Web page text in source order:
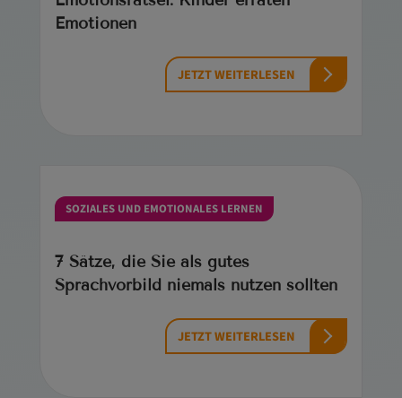
Emotionen
JETZT WEITERLESEN
SOZIALES UND EMOTIONALES LERNEN
7 Sätze, die Sie als gutes
Sprachvorbild niemals nutzen sollten
JETZT WEITERLESEN